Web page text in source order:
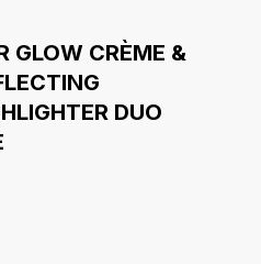
GLOW CRÈME &
DUO